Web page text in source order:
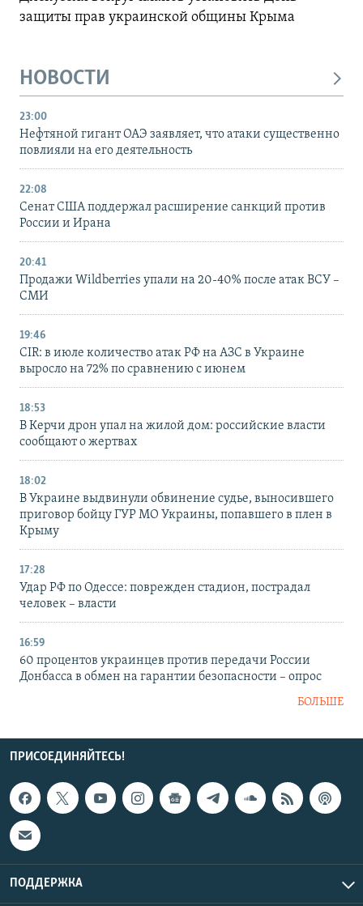
защиты прав украинской общины Крыма
НОВОСТИ
23:00
Нефтяной гигант ОАЭ заявляет, что атаки существенно
повлияли на его деятельность
22:08
Сенат США поддержал расширение санкций против
России и Ирана
20:41
Продажи Wildberries упали на 20-40% после атак ВСУ –
СМИ
19:46
CIR: в июле количество атак РФ на АЗС в Украине
выросло на 72% по сравнению с июнем
18:53
В Керчи дрон упал на жилой дом: российские власти
сообщают о жертвах
18:02
В Украине выдвинули обвинение судье, выносившего
приговор бойцу ГУР МО Украины, попавшего в плен в
Крыму
17:28
Удар РФ по Одессе: поврежден стадион, пострадал
человек – власти
16:59
60 процентов украинцев против передачи России
Донбасса в обмен на гарантии безопасности – опрос
БОЛЬШЕ
ПРИСОЕДИНЯЙТЕСЬ!
ПОДДЕРЖКА